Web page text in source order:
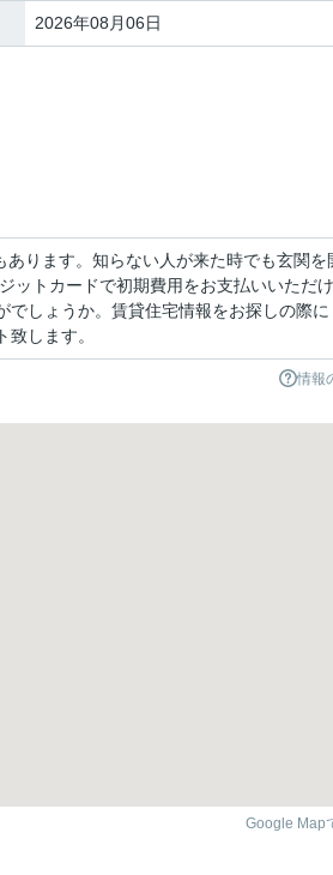
2026年08月06日
ります。知らない人が来た時でも玄関を
ットカードで初期費用をお支払いいただ
しょうか。賃貸住宅情報をお探しの際に
します。
情報
Google Map